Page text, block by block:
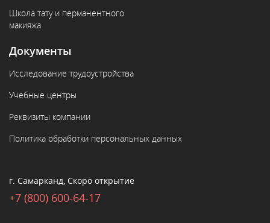
Школа тату и перманентного
макияжа
Документы
Исследование трудоустройства
Учебные центры
Реквизиты компании
Политика обработки персональных данных
г. Самарканд, Скоро открытие
+7 (800) 600-64-17